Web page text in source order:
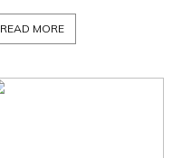
READ MORE